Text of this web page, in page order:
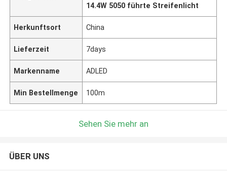
14.4W 5050 führte Streifenlicht
Herkunftsort China
Lieferzeit 7days
Markenname ADLED
Min Bestellmenge 100m
Sehen Sie mehr an
ÜBER UNS